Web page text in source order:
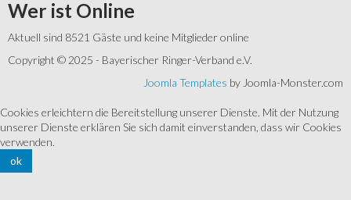
Wer ist Online
Aktuell sind 8521 Gäste und keine Mitglieder online
Copyright © 2025 - Bayerischer Ringer-Verband e.V.
Joomla Templates by Joomla-Monster.com
Cookies erleichtern die Bereitstellung unserer Dienste. Mit der Nutzung
unserer Dienste erklären Sie sich damit einverstanden, dass wir Cookies
verwenden.
ok